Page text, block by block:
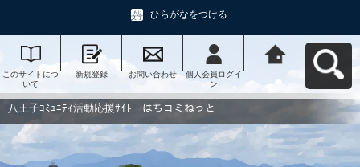
ひらがなをつける
このサイトにつ
いて
新規登録 お問い合わせ
個人会員ログイ
ン
動応援ｻｲﾄ はち
コミねっとへ戻
八王子ｺﾐｭﾆﾃｨ活動応援ｻｲﾄ はちコミねっと